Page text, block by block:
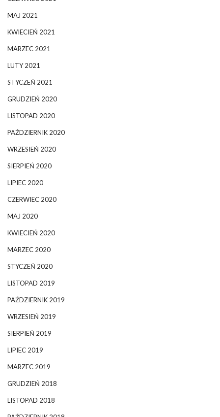
MAJ 2021
KWIECIEŃ 2021
MARZEC 2021
LUTY 2021
STYCZEŃ 2021
GRUDZIEŃ 2020
LISTOPAD 2020
PAŹDZIERNIK 2020
WRZESIEŃ 2020
SIERPIEŃ 2020
LIPIEC 2020
CZERWIEC 2020
MAJ 2020
KWIECIEŃ 2020
MARZEC 2020
STYCZEŃ 2020
LISTOPAD 2019
PAŹDZIERNIK 2019
WRZESIEŃ 2019
SIERPIEŃ 2019
LIPIEC 2019
MARZEC 2019
GRUDZIEŃ 2018
LISTOPAD 2018